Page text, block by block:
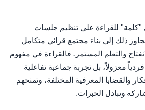
"كلمة" للقراءة على تنظيم جلسات
ذلك إلى بناء مجتمع قرائي متكامل
والتعلم المستمر، فالقراءة في مفهوم
معزولاً، بل تجربة جماعية تفاعلية
والقضايا المعرفية المختلفة، وتمنحهم
وتبادل الخبرات.